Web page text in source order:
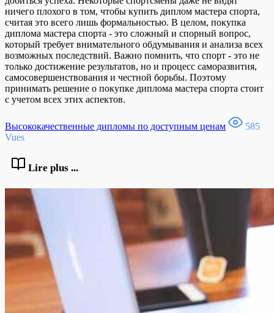
ничего плохого в том, чтобы купить диплом мастера спорта,
считая это всего лишь формальностью. В целом, покупка
диплома мастера спорта - это сложный и спорный вопрос,
который требует внимательного обдумывания и анализа всех
возможных последствий. Важно помнить, что спорт - это не
только достижение результатов, но и процесс саморазвития,
самосовершенствования и честной борьбы. Поэтому
принимать решение о покупке диплома мастера спорта стоит
с учетом всех этих аспектов.
Высококачественные дипломы по доступным ценам
585
Vues
Lire plus ...